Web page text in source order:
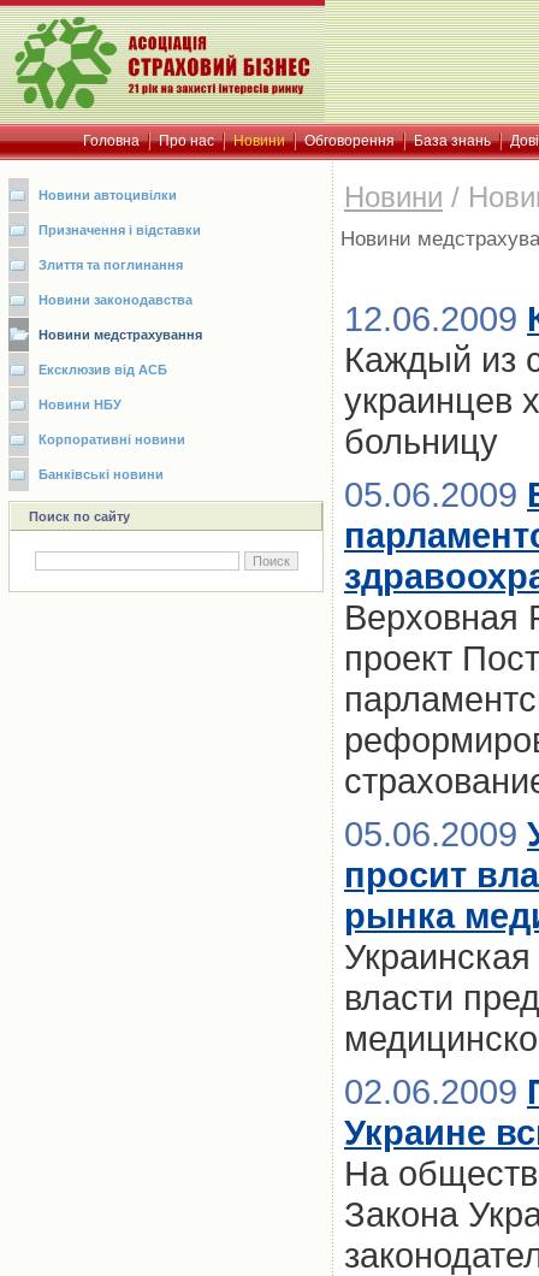
Головна Про нас Новини Обговорення База знань
Новини автоцивілки
Призначення і відставки
Злиття та поглинання
Новини законодавства
Новини медстрахування
Ексклюзив від АСБ
Новини НБУ
Корпоративні новини
Банківські новини
Поиск по сайту
Новини /
Новини
12.06.2009
Каждый из
украинцев
больницу
05.06.2009
Верховная
проект
05.06.2009
просит
рынка
власти
02.06.2009
Украине
На
Закона